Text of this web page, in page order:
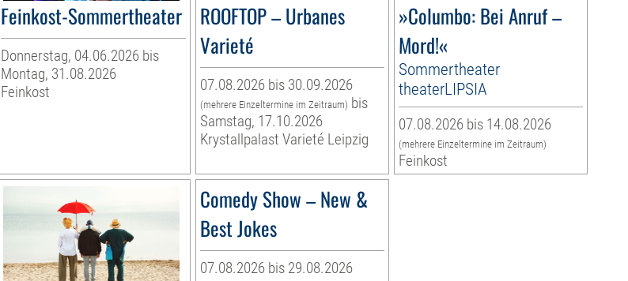
Feinkost-Sommertheater
Donnerstag, 04.06.2026 bis
Montag, 31.08.2026
Feinkost
ROOFTOP – Urbanes
Varieté
07.08.2026 bis 30.09.2026
(mehrere Einzeltermine im Zeitraum) bis
Samstag, 17.10.2026
Krystallpalast Varieté Leipzig
»Columbo: Bei Anruf –
Mord!«
Sommertheater
theaterLIPSIA
07.08.2026 bis 14.08.2026
(mehrere Einzeltermine im Zeitraum)
Feinkost
Comedy Show – New &
Best Jokes
07.08.2026 bis 29.08.2026